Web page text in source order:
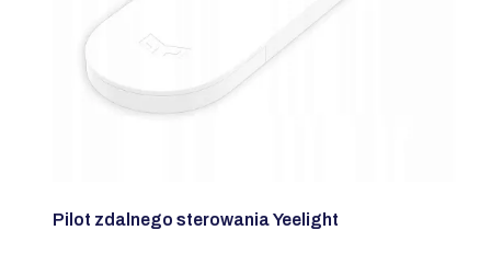
Pilot zdalnego sterowania Yeelight